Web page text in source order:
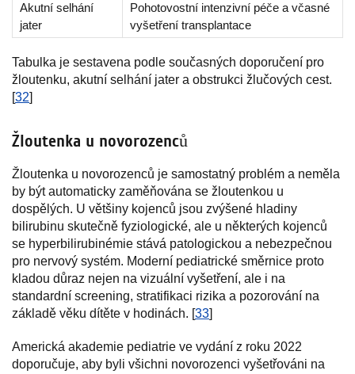
Akutní selhání
jater
Pohotovostní intenzivní péče a včasné
vyšetření transplantace
Tabulka je sestavena podle současných doporučení pro
žloutenku, akutní selhání jater a obstrukci žlučových cest.
[32]
Žloutenka u novorozenců
Žloutenka u novorozenců je samostatný problém a neměla
by být automaticky zaměňována se žloutenkou u
dospělých. U většiny kojenců jsou zvýšené hladiny
bilirubinu skutečně fyziologické, ale u některých kojenců
se hyperbilirubinémie stává patologickou a nebezpečnou
pro nervový systém. Moderní pediatrické směrnice proto
kladou důraz nejen na vizuální vyšetření, ale i na
standardní screening, stratifikaci rizika a pozorování na
základě věku dítěte v hodinách. [33]
Americká akademie pediatrie ve vydání z roku 2022
doporučuje, aby byli všichni novorozenci vyšetřováni na